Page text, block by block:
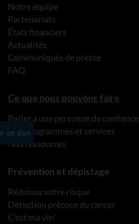
Notre équipe
Partenariats
États financiers
Actualités
Communiqués de presse
FAQ
Ce que nous pouvons faire
Parler à une personne de confiance
Nos programmes et services
Nos ressources
Prévention et dépistage
Réduisez votre risque
Détection précoce du cancer
C’est ma vie!